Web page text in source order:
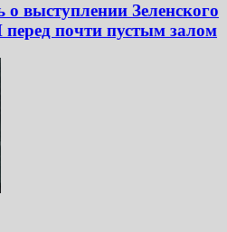
о выступлении Зеленского
почти пустым залом